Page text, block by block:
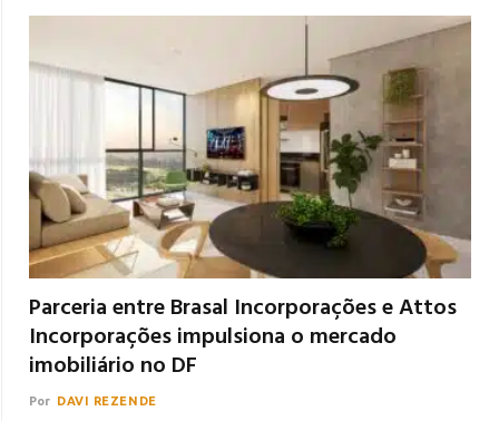
Parceria entre Brasal Incorporações e Attos
Incorporações impulsiona o mercado
imobiliário no DF
Por DAVI REZENDE